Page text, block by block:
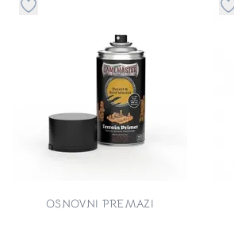
Dugme za dodavanje stvari u
OSNOVNI PREMAZI